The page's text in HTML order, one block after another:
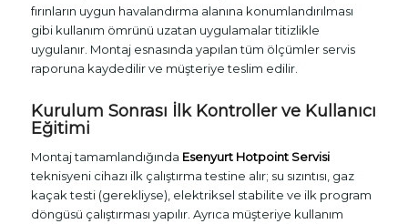
fırınların uygun havalandırma alanına konumlandırılması
gibi kullanım ömrünü uzatan uygulamalar titizlikle
uygulanır. Montaj esnasında yapılan tüm ölçümler servis
raporuna kaydedilir ve müşteriye teslim edilir.
Kurulum Sonrası İlk Kontroller ve Kullanıcı
Eğitimi
Montaj tamamlandığında Esenyurt Hotpoint Servisi
teknisyeni cihazı ilk çalıştırma testine alır; su sızıntısı, gaz
kaçak testi (gerekliyse), elektriksel stabilite ve ilk program
döngüsü çalıştırması yapılır. Ayrıca müşteriye kullanım